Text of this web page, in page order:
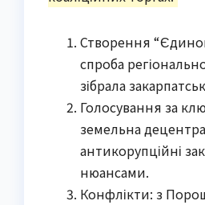
Створення
спроба
зібрала
Голосування за
земельна
антикорупційні
нюансами.
Конфлікти: з